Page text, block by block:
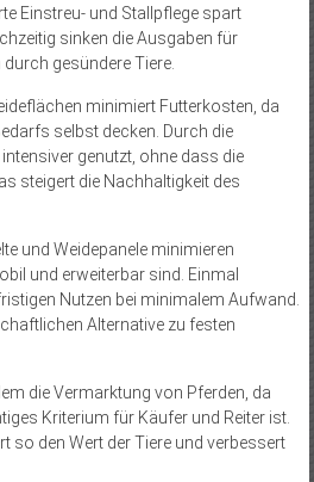
Einstreu- und Stallpflege spart
sinken die Ausgaben für
gesündere Tiere.
minimiert Futterkosten, da
selbst decken. Durch die
genutzt, ohne dass die
steigert die Nachhaltigkeit des
und Weidepanele minimieren
und erweiterbar sind. Einmal
Nutzen bei minimalem Aufwand.
Alternative zu festen
die Vermarktung von Pferden, da
Kriterium für Käufer und Reiter ist.
so den Wert der Tiere und verbessert